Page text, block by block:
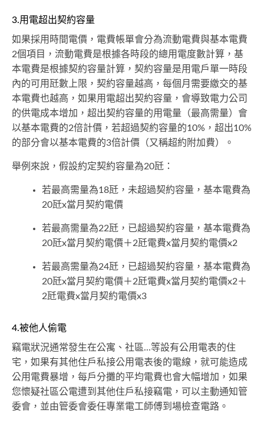
3.用電超出契約容量
如果採用時間電價，電費帳單會分為流動電費與基本電費
2個項目，流動電費是根據各時段的總用電度數計算，基
本電費是根據契約容量計算，契約容量是用電戶單一時段
內的可用瓩數上限，契約容量越高，每個月需要繳交的基
本電費也越高，如果用電超出契約容量，會導致電力公司
的供電成本增加，超出契約容量的用電量（最高需量）會
以基本電費的2倍計價，若超過契約容量的10%，超出10%
的部分會以基本電費的3倍計價（又稱超約附加費）。
舉例來說，假設約定契約容量為20瓩：
若最高需量為18瓩，未超過契約容量，基本電費為
20瓩x當月契約電價
若最高需量為22瓩，已超過契約容量，基本電費為
20瓩x當月契約電價＋2瓩電費x當月契約電價x2
若最高需量為24瓩，已超過契約容量，基本電費為
20瓩x當月契約電價＋2瓩電費x當月契約電價x2＋
2瓩電費x當月契約電價x3
4.被他人偷電
竊電狀況通常發生在公寓、社區...等設有公用電表的住
宅，如果有其他住戶私接公用電表後的電線，就可能造成
公用電費暴增，每戶分攤的平均電費也會大幅增加，如果
您懷疑社區公電遭到其他住戶私接竊電，可以主動通知管
委會，並由管委會委任專業電工師傅到場檢查電路。